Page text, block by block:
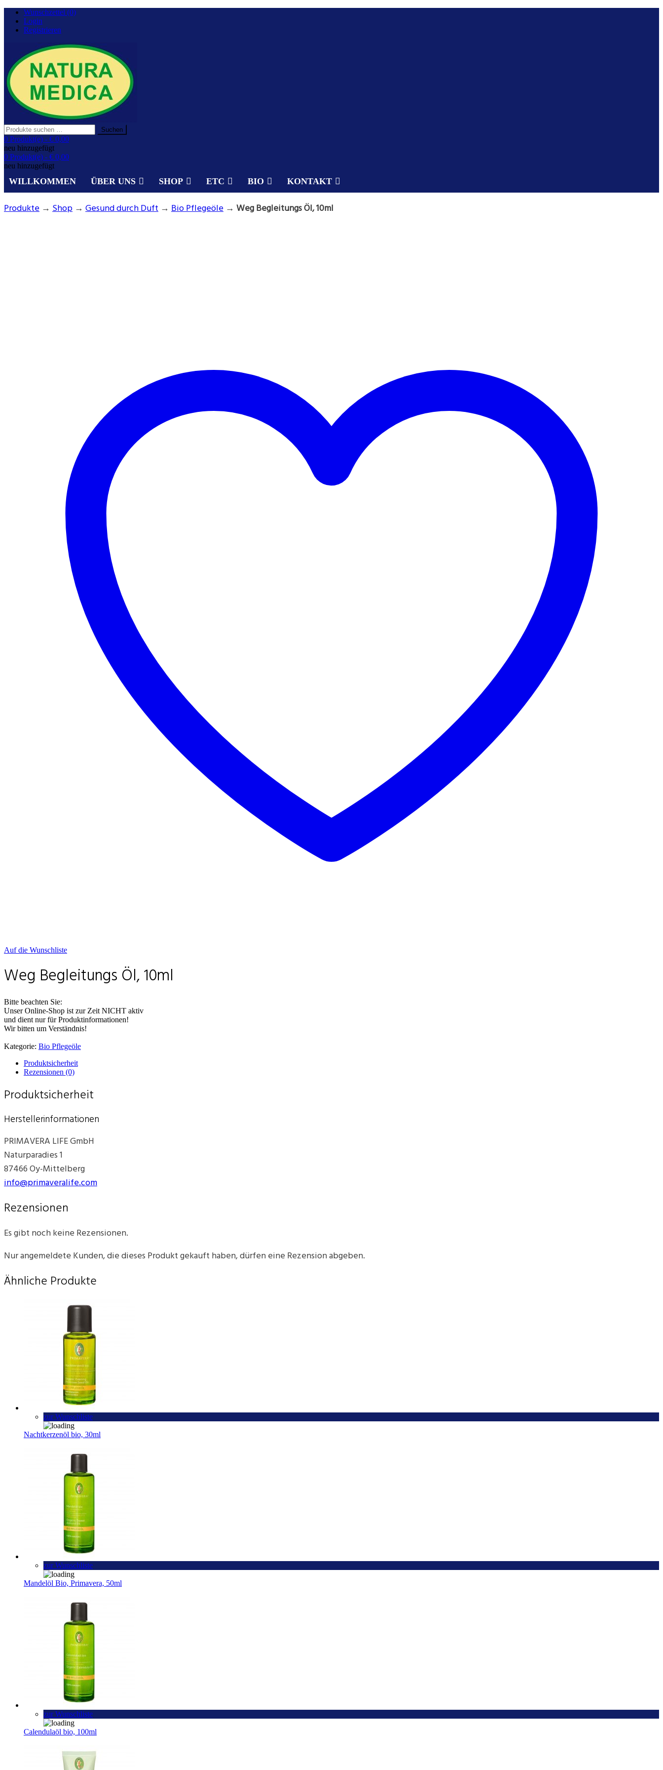
Zurück
zum
Inhalt
Wunschzettel (0)
Login
Registrieren
NATURA MEDICA
Gesundheit aus der Natur.
Suchen
nach:
Suchen
0 Produkt(e) - € 0,00
neu hinzugefügt
0 Produkt(e) - € 0,00
neu hinzugefügt
WILLKOMMEN ÜBER UNS SHOP ETC BIO KONTAKT
Produkte → Shop → Gesund durch Duft → Bio Pflegeöle → Weg Begleitungs Öl, 10ml
Auf die Wunschliste
Weg Begleitungs Öl, 10ml
Bitte beachten Sie:
Unser Online-Shop ist zur Zeit NICHT aktiv
und dient nur für Produktinformationen!
Wir bitten um Verständnis!
Kategorie: Bio Pflegeöle
Produktsicherheit
Rezensionen (0)
Produktsicherheit
Herstellerinformationen
PRIMAVERA LIFE GmbH
Naturparadies 1
87466 Oy-Mittelberg
info@primaveralife.com
Rezensionen
Es gibt noch keine Rezensionen.
Nur angemeldete Kunden, die dieses Produkt gekauft haben, dürfen eine Rezension abgeben.
Ähnliche Produkte
zur Wunschliste
Nachtkerzenöl bio, 30ml
zur Wunschliste
Mandelöl Bio, Primavera, 50ml
zur Wunschliste
Calendulaöl bio, 100ml